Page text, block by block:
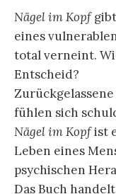
Nägel im Kopf
eines
total verneint.
Entscheid?
fühlen sich
Nägel im Kopfist
Leben eines
psychischen
Das Buch